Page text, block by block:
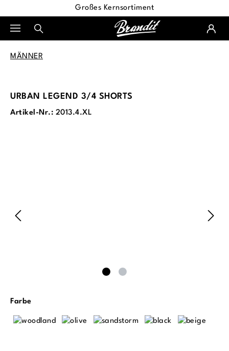
Großes Kernsortiment
MÄNNER
URBAN LEGEND 3/4 SHORTS
Artikel-Nr.: 2013.4.XL
Farbeauswählen